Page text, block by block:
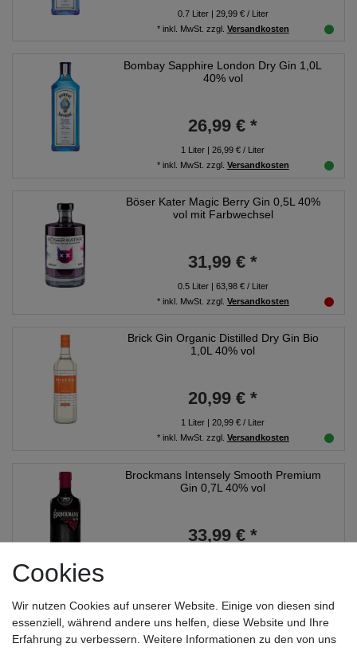
0.7Liter| 29,99 € / Liter
* inkl. MwSt. zzgl. Versandkosten
Bombay Sapphire London Dry Gin 1,0L
40% vol
26,99 € *
1 Liter | 26,99 € / Liter
* inkl. MwSt. zzgl. Versandkosten
Böser Kater Magic Berry Gin 0,5L 40%
vol mit Farbwechsel
31,99 € *
0.5Liter| 63,98 € / Liter
* inkl. MwSt. zzgl. Versandkosten
Brick Gin Organic Distilled Dry Gin Bio
1,0L 40% vol
20,99 € *
1 Liter | 20,99 € / Liter
* inkl. MwSt. zzgl. Versandkosten
Brockmans Intensely Smooth Premium
Gin 0,7L 40% vol
33,99 € *
Bulldog Gin 0,7L 40% vol
Cookies
Wir nutzen Cookies auf unserer Website. Einige von diesen sind
essenziell, während andere uns helfen, diese Website und Ihre
Erfahrung zu verbessern. Weitere Informationen zu den von uns